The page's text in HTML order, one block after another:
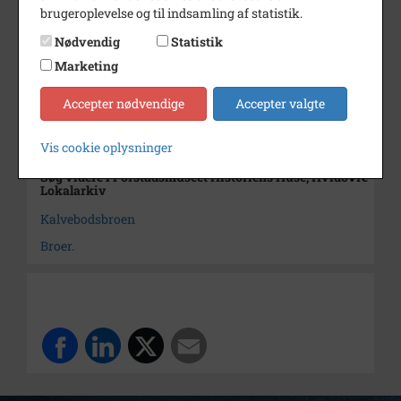
Dateringsnote
juli 1988
Fotograf
Johnny Hee
Størrelse
10 x 15 cm
Arkiv
Forstadsmuseet Historiens
Søg videre i Forstadsmuseet Historiens Huse, Hvidovre
Lokalarkiv
Kalvebodsbroen
Broer.
brugeroplevelse og til indsamling af statistik.
Nødvendig
Statistik
Marketing
Accepter nødvendige Accepter valgte
Vis cookie oplysninger